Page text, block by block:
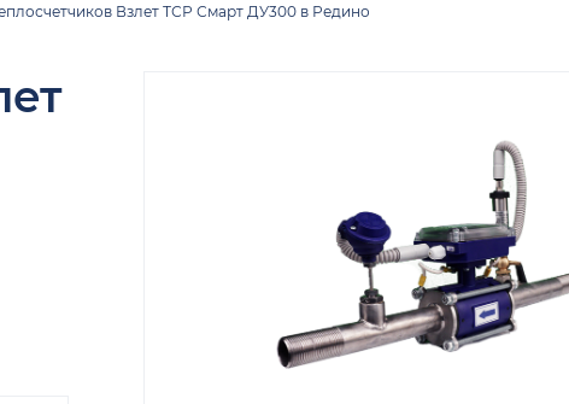
Взлет ТСР Смарт ДУ300 в Редино